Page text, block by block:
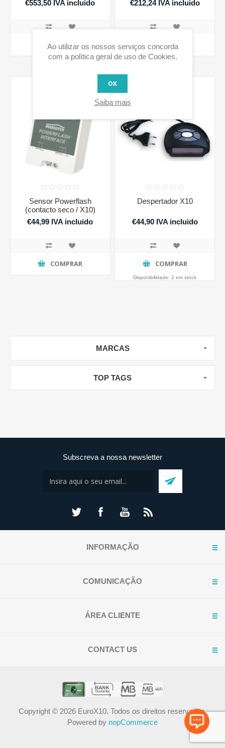
€553,50 IVA incluido
COMPRAR
€212,24 IVA incluido
COMPRAR
Sensor Powerflash
(contacto seco / X10)
€44,99 IVA incluido
COMPRAR
Despertador X10
€44,90 IVA incluido
COMPRAR
Disponibilidade: 2 em stock
MARCAS
TOP TAGS
Subscreva a nossa newsletter
INFORMAÇÃO
COMUNICAÇÃO
ÁREA CLIENTE
CONTACT US
Copyright © 2026 EuroX10. Todos os direitos reservados.
Powered by nopCommerce
Ao utilizar os nossos serviços concorda
com a política geral de uso de Cookies.
OK
Saiba mais